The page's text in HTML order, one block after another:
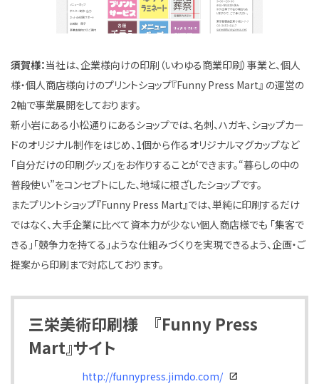
須賀様：当社は、企業様向けの印刷（いわゆる商業印刷）事業と、個人
様・個人商店様向けのプリントショップ『Funny Press Mart』 の運営の
2軸で事業展開をしております。
新小岩にある小松通りにあるショップでは、名刺、ハガキ、ショップカー
ドのオリジナル制作をはじめ、1個から作るオリジナルマグカップなど
「自分だけの印刷グッズ」をお作りすることができます。“暮らしの中の
普段使い”をコンセプトにした、地域に根ざしたショップです。
またプリントショップ『Funny Press Mart』では、単純に印刷するだけ
ではなく、大手企業に比べて資本力が少ない個人商店様でも 「集客で
きる」「競争力を持てる」ような仕組みづくりを実現できるよう、企画・ご
提案から印刷まで対応しております。
三栄美術印刷様 『Funny Press
Mart』サイト
http://funnypress.jimdo.com/